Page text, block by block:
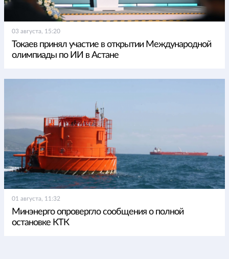
03 августа, 15:20
Токаев принял участие в открытии Международной
олимпиады по ИИ в Астане
01 августа, 11:32
Минэнерго опровергло сообщения о полной
остановке КТК